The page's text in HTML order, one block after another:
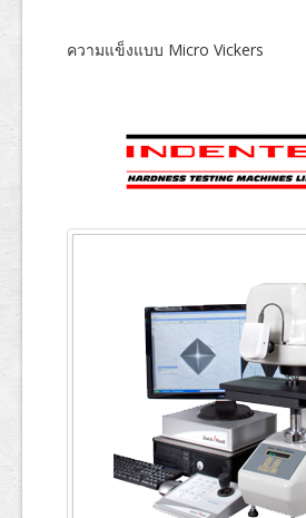
เวปแสดงผลงาน
English
ความแข็งแบบ Micro Vickers